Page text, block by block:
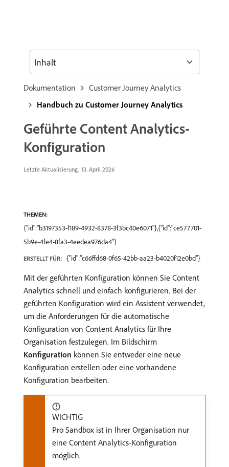
Dokumentation
Customer Journey Analytics
Handbuch zu Customer Journey Analytics
Geführte Content Analytics-
Konfiguration
Letzte Aktualisierung: 13. April 2026
THEMEN:
{"id":"b3197353-f189-4932-8378-3f3bc40e6071"},{"id":"ce577701-
5b9e-4fe4-8fa3-4eedea976da4"}
ERSTELLT FÜR: {"id":"c66ffd68-0f65-42bb-aa23-b4020f12e0bd"}
Mit der geführten Konfiguration können Sie Content
Analytics schnell und einfach konfigurieren. Bei der
geführten Konfiguration wird ein Assistent verwendet,
um die Anforderungen für die automatische
Konfiguration von Content Analytics für Ihre
Organisation festzulegen. Im Bildschirm
Konfiguration können Sie entweder eine neue
Konfiguration erstellen oder eine vorhandene
Konfiguration bearbeiten.
WICHTIG
Pro Sandbox ist in Ihrer Organisation nur
eine Content Analytics-Konfiguration
möglich.
Inhalt